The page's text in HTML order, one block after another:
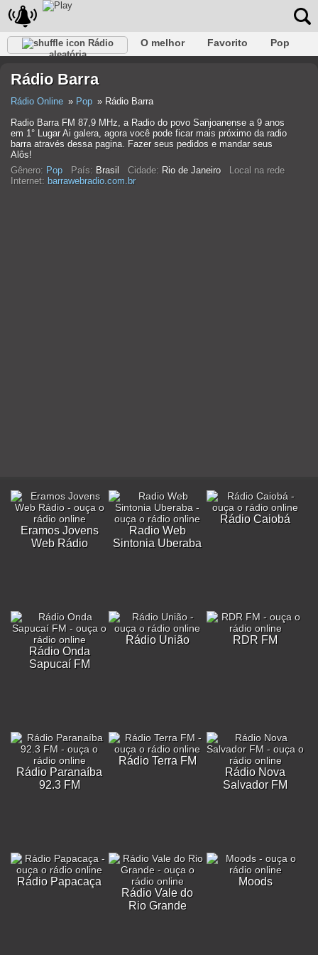
Rádio
aleatória
O melhor Favorito
Pop
Rap
Falk Jazz
Rádio Barra
Rádio Online Pop
Rádio Barra
Radio Barra FM 87,9 MHz, a Radio do povo Sanjoanense a 9 anos
em 1° Lugar Ai galera, agora você pode ficar mais próximo da radio
barra através dessa pagina. Fazer seus pedidos e mandar seus
Alôs!
Gênero: Pop País: Brasil Cidade: Rio de Janeiro
Local na rede
Internet: barrawebradio.com.br
Eramos Jovens
Web Rádio
Radio Web
Sintonia Uberaba
Rádio Caiobá
Rádio Onda
Sapucaí FM
Rádio União RDR FM
Rádio Paranaíba
92.3 FM
Rádio Terra FM
Rádio Nova
Salvador FM
Rádio Papacaça
Rádio Vale do
Rio Grande
Moods